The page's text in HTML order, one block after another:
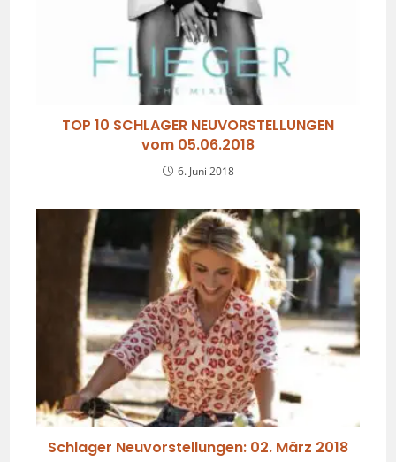
TOP 10 SCHLAGER NEUVORSTELLUNGEN
vom 05.06.2018
6. Juni 2018
Schlager Neuvorstellungen: 02. März 2018